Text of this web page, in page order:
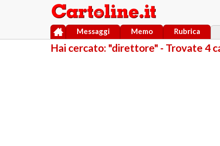
Messaggi Memo Rubrica
Hai cercato: "direttore" - Trovate 4